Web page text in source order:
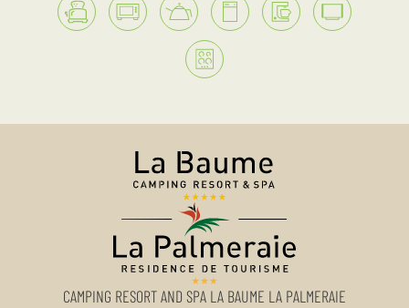
CAMPING RESORT AND SPA LA BAUME LA PALMERAIE